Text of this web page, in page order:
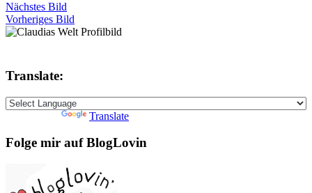
Nächstes Bild
Vorheriges Bild
Translate:
Translate
Folge mir auf BlogLovin